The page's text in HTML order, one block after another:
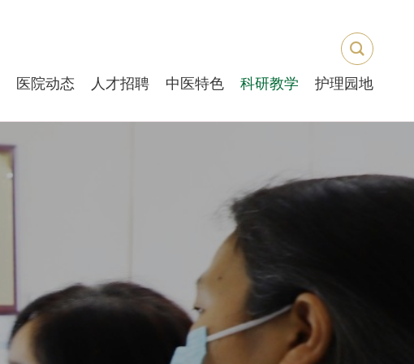
医院动态 人才招聘 中医特色 科研教学 护理园地